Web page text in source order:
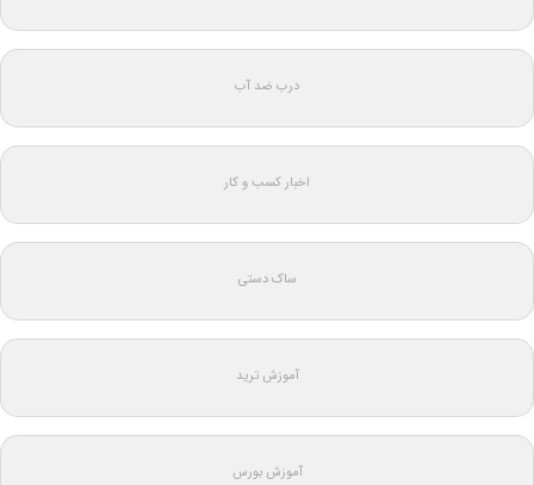
درب ضد آب
اخبار کسب و کار
ساک دستی
آموزش ترید
آموزش بورس